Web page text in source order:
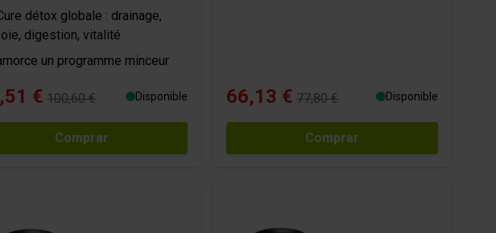
détox globale : drainage,
digestion, vitalité
un programme minceur
€ 100,60 € Disponible
Comprar
66,13 € 77,80 € Disponible
Comprar